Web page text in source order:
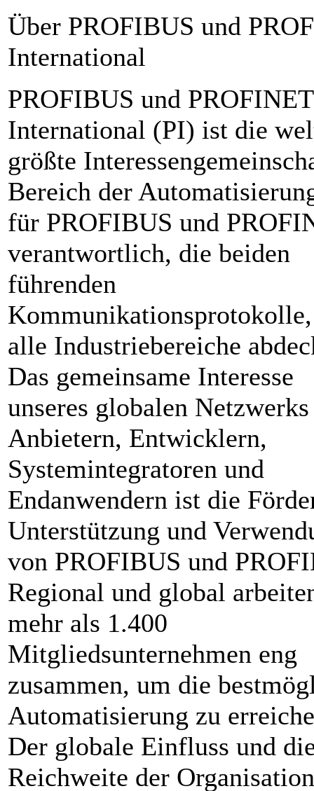
Über PROFIBUS und
International
PROFIBUS und PROFINET
International (PI) ist die
größte
Bereich der
für PROFIBUS und
verantwortlich, die beiden
führenden
alle Industriebereiche
Das gemeinsame Interesse
unseres globalen Netzwerks
Anbietern, Entwicklern,
Systemintegratoren und
Endanwendern ist die
Unterstützung und
von PROFIBUS und
Regional und global
mehr als 1.400
Mitgliedsunternehmen eng
zusammen, um die
Automatisierung zu
Der globale Einfluss und
Reichweite der